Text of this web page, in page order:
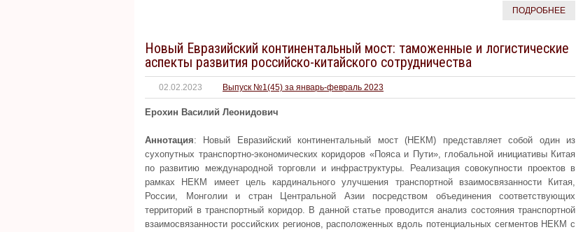
ПОДРОБНЕЕ
Новый Евразийский континентальный мост: таможенные и логистические
аспекты развития российско-китайского сотрудничества
02.02.2023 Выпуск №1(45) за январь-февраль 2023
Ерохин Василий Леонидович
Аннотация: Новый Евразийский континентальный мост (НЕКМ) представляет собой один из
сухопутных транспортно-экономических коридоров «Пояса и Пути», глобальной инициативы Китая
по развитию международной торговли и инфраструктуры. Реализация совокупности проектов в
рамках НЕКМ имеет цель кардинального улучшения транспортной взаимосвязанности Китая,
России, Монголии и стран Центральной Азии посредством объединения соответствующих
территорий в транспортный коридор. В данной статье проводится анализ состояния транспортной
взаимосвязанности российских регионов, расположенных вдоль потенциальных сегментов НЕКМ с